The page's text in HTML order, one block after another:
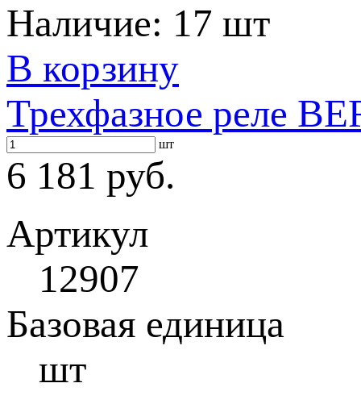
Наличие: 17 шт
В корзину
Трехфазное реле
шт
6 181 руб.
Артикул
12907
Базовая единица
шт